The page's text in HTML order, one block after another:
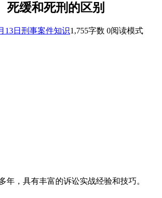
死缓和死刑的区别
13日 刑事案件知识1,755字数 0阅读模式
年，具有丰富的诉讼实战经验和技巧。